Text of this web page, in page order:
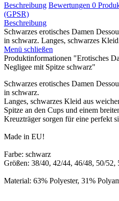
Beschreibung Bewertungen 0
(GPSR)
Beschreibung
Schwarzes erotisches Damen
in schwarz. Langes, schwarzes
Menü schließen
Produktinformationen "Erotisches
Negligee mit Spitze schwarz"
Schwarzes erotisches Damen
in schwarz.
Langes, schwarzes Kleid aus
Spitze an den Cups und einem
Kreuzträger sorgen für eine perfekt
Made in EU!
Farbe: schwarz
Größen: 38/40, 42/44, 46/48, 50/52,
Material: 63% Polyester, 31%